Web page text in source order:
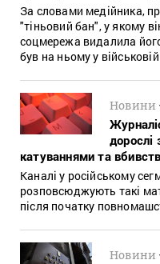
За словами медійника,
"тіньовий бан", у якому
соцмережа видалила
був на ньому у
Новини
дорослі
катуваннями та
Каналі у російському
розповсюджують такі
після початку
Новини